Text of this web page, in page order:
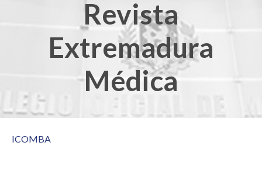
Revista
Extremadura
Médica
ICOMBA